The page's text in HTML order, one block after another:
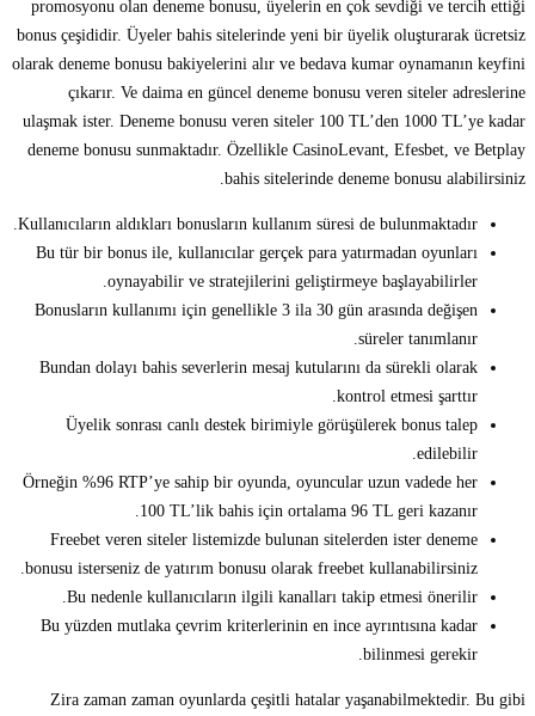
promosyonu olan deneme bonusu, üyelerin en çok sevdiği ve tercih ettiği
bonus çeşididir. Üyeler bahis sitelerinde yeni bir üyelik oluşturarak ücretsiz
olarak deneme bonusu bakiyelerini alır ve bedava kumar oynamanın keyfini
çıkarır. Ve daima en güncel deneme bonusu veren siteler adreslerine
ulaşmak ister. Deneme bonusu veren siteler 100 TL’den 1000 TL’ye kadar
deneme bonusu sunmaktadır. Özellikle CasinoLevant, Efesbet, ve Betplay
bahis sitelerinde deneme bonusu alabilirsiniz.
Kullanıcıların aldıkları bonusların kullanım süresi de bulunmaktadır.
Bu tür bir bonus ile, kullanıcılar gerçek para yatırmadan oyunları
oynayabilir ve stratejilerini geliştirmeye başlayabilirler.
Bonusların kullanımı için genellikle 3 ila 30 gün arasında değişen
süreler tanımlanır.
Bundan dolayı bahis severlerin mesaj kutularını da sürekli olarak
kontrol etmesi şarttır.
Üyelik sonrası canlı destek birimiyle görüşülerek bonus talep
edilebilir.
Örneğin %96 RTP’ye sahip bir oyunda, oyuncular uzun vadede her
100 TL’lik bahis için ortalama 96 TL geri kazanır.
Freebet veren siteler listemizde bulunan sitelerden ister deneme
bonusu isterseniz de yatırım bonusu olarak freebet kullanabilirsiniz.
Bu nedenle kullanıcıların ilgili kanalları takip etmesi önerilir.
Bu yüzden mutlaka çevrim kriterlerinin en ince ayrıntısına kadar
bilinmesi gerekir.
Zira zaman zaman oyunlarda çeşitli hatalar yaşanabilmektedir. Bu gibi